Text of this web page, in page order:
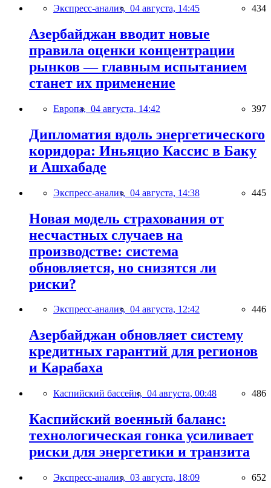
Экспресс-анализ, 04 августа, 14:45 434
Азербайджан вводит новые
правила оценки концентрации
рынков — главным испытанием
станет их применение
Европа, 04 августа, 14:42 397
Дипломатия вдоль энергетического
коридора: Иньяцио Кассис в Баку
и Ашхабаде
Экспресс-анализ, 04 августа, 14:38 445
Новая модель страхования от
несчастных случаев на
производстве: система
обновляется, но снизятся ли
риски?
Экспресс-анализ, 04 августа, 12:42 446
Азербайджан обновляет систему
кредитных гарантий для регионов
и Карабаха
Каспийский бассейн, 04 августа, 00:48 486
Каспийский военный баланс:
технологическая гонка усиливает
риски для энергетики и транзита
Экспресс-анализ, 03 августа, 18:09 652